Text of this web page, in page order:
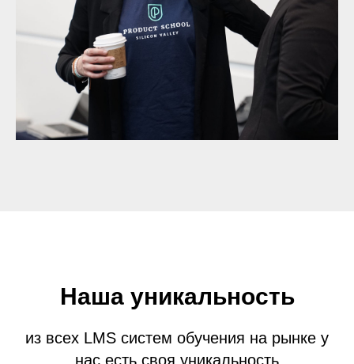
Наша уникальность
из всех LMS систем обучения на рынке у
нас есть своя уникальность